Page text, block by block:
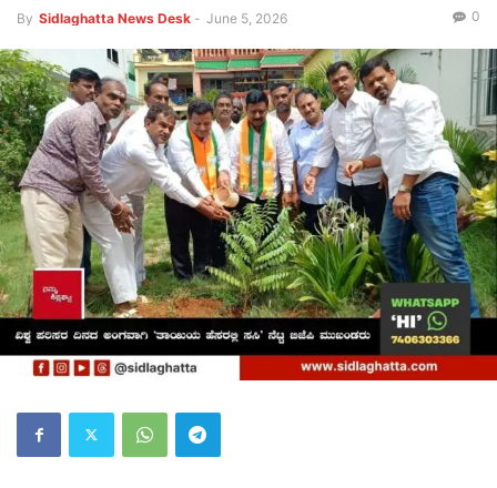
By Sidlaghatta News Desk - June 5, 2026 0